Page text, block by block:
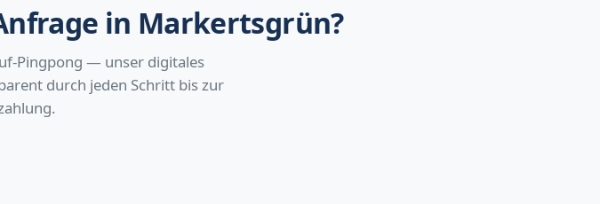
in Markertsgrün?
Pingpong — unser digitales
durch jeden Schritt bis zur